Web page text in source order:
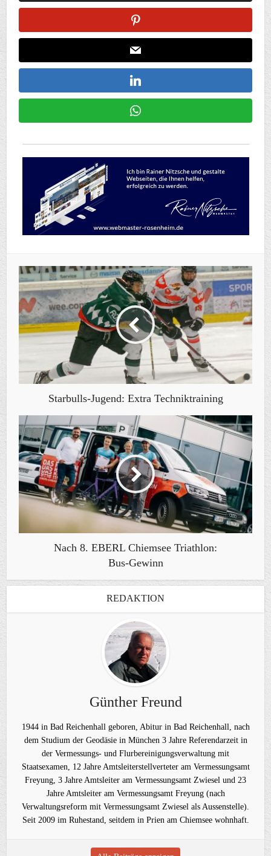
Starbulls-Jugend: Extra Techniktraining
Nach 8. EBERL Chiemsee Triathlon:
Bus-Gewinn
REDAKTION
Günther Freund
1944 in Bad Reichenhall geboren, Abitur in Bad Reichenhall, nach
dem Studium der Geodäsie in München 3 Jahre Referendarzeit in
der Vermessungs- und Flurbereinigungsverwaltung mit
Staatsexamen, 12 Jahre Amtsleiterstellverteter am Vermessungsamt
Freyung, 3 Jahre Amtsleiter am Vermessungsamt Zwiesel und 23
Jahre Amtsleiter am Vermessungsamt Freyung (nach
Verwaltungsreform mit Vermessungsamt Zwiesel als Aussenstelle).
Seit 2009 im Ruhestand, seitdem in Prien am Chiemsee wohnhaft.